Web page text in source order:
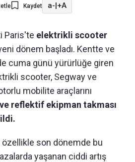
Kaydet a-|+A
Paris'te elektrikli scooter
dönem başladı. Kentte ve
cuma günü yürürlüğe giren
scooter, Segway ve
mobilite araçlarını
reflektif ekipman takması
özellikle son dönemde bu
yaşanan ciddi artış